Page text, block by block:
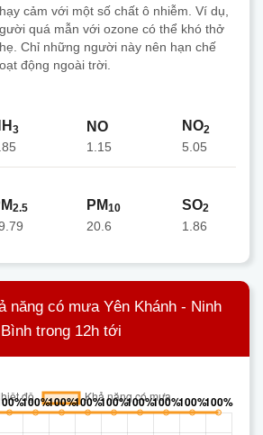
cảm với một số chất ô nhiễm. Ví dụ,
quá mẫn với ozone có thể khó thở
Chỉ những người này nên hạn chế
động ngoài trời.
3 NO
1.15
NO2
5.05
2.5 PM10
20.6
SO2
1.86
năng có mưa Yên Khánh - Ninh
Bình trong 12h tới